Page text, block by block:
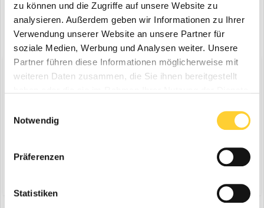
zu können und die Zugriffe auf unsere Website zu
analysieren. Außerdem geben wir Informationen zu Ihrer
Verwendung unserer Website an unsere Partner für
soziale Medien, Werbung und Analysen weiter. Unsere
Partner führen diese Informationen möglicherweise mit
weiteren Daten zusammen, die Sie ihnen bereitgestellt
Notwendig
Präferenzen
Statistiken
Diskutiere mit!
visible.